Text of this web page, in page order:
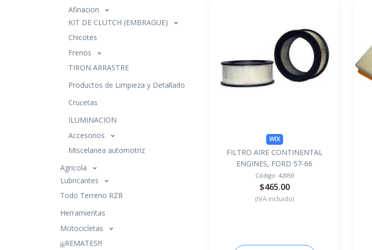
Afinacion
KIT DE CLUTCH (EMBRAGUE)
Chicotes
Frenos
TIRON ARRASTRE
Productos de Limpieza y Detallado
Crucetas
ILUMINACION
Accesorios
Miscelanea automotriz
Agricola
Lubricantes
Todo Terreno RZR
Herramientas
Motocicletas
¡¡¡REMATES!!!
WIX
FILTRO AIRE CONTINENTAL
ENGINES, FORD 57-66
Código: 42050
$465.00
(IVA incluido)